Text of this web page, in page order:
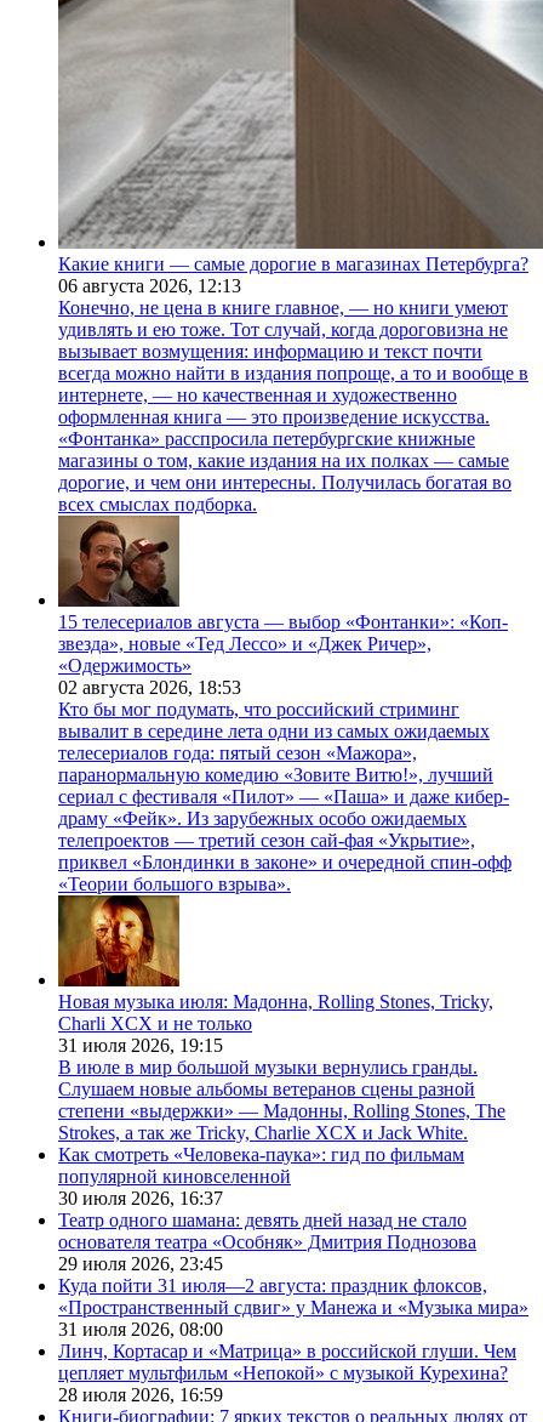
Какие книги — самые дорогие в магазинах Петербурга?
06 августа 2026, 12:13
Конечно, не цена в книге главное, — но книги умеют
удивлять и ею тоже. Тот случай, когда дороговизна не
вызывает возмущения: информацию и текст почти
всегда можно найти в издания попроще, а то и вообще в
интернете, — но качественная и художественно
оформленная книга — это произведение искусства.
«Фонтанка» расспросила петербургские книжные
магазины о том, какие издания на их полках — самые
дорогие, и чем они интересны. Получилась богатая во
всех смыслах подборка.
15 телесериалов августа — выбор «Фонтанки»: «Коп-
звезда», новые «Тед Лессо» и «Джек Ричер»,
«Одержимость»
02 августа 2026, 18:53
Кто бы мог подумать, что российский стриминг
вывалит в середине лета одни из самых ожидаемых
телесериалов года: пятый сезон «Мажора»,
паранормальную комедию «Зовите Витю!», лучший
сериал с фестиваля «Пилот» — «Паша» и даже кибер-
драму «Фейк». Из зарубежных особо ожидаемых
телепроектов — третий сезон сай-фая «Укрытие»,
приквел «Блондинки в законе» и очередной спин-офф
«Теории большого взрыва».
Новая музыка июля: Мадонна, Rolling Stones, Tricky,
Charli XCX и не только
31 июля 2026, 19:15
В июле в мир большой музыки вернулись гранды.
Слушаем новые альбомы ветеранов сцены разной
степени «выдержки» — Мадонны, Rolling Stones, The
Strokes, а так же Tricky, Charlie XCX и Jack White.
Как смотреть «Человека-паука»: гид по фильмам
популярной киновселенной
30 июля 2026, 16:37
Театр одного шамана: девять дней назад не стало
основателя театра «Особняк» Дмитрия Поднозова
29 июля 2026, 23:45
Куда пойти 31 июля—2 августа: праздник флоксов,
«Пространственный сдвиг» у Манежа и «Музыка мира»
31 июля 2026, 08:00
Линч, Кортасар и «Матрица» в российской глуши. Чем
цепляет мультфильм «Непокой» с музыкой Курехина?
28 июля 2026, 16:59
Книги-биографии: 7 ярких текстов о реальных людях от